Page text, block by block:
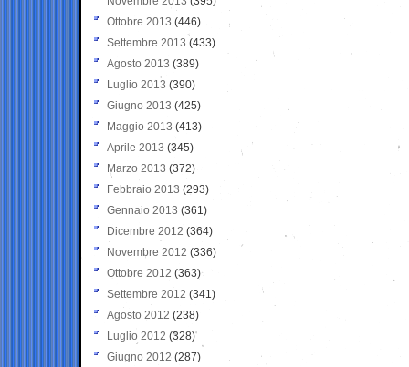
Ottobre 2013 (446)
Settembre 2013 (433)
Agosto 2013 (389)
Luglio 2013 (390)
Giugno 2013 (425)
Maggio 2013 (413)
Aprile 2013 (345)
Marzo 2013 (372)
Febbraio 2013 (293)
Gennaio 2013 (361)
Dicembre 2012 (364)
Novembre 2012 (336)
Ottobre 2012 (363)
Settembre 2012 (341)
Agosto 2012 (238)
Luglio 2012 (328)
Giugno 2012 (287)